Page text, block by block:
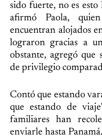
sido fuerte, no es esto
afirmó Paola,
encuentran alojados
lograron gracias a
obstante, agregó que
de privilegio
Contó que estando
que estando de
familiares han
enviarle hasta